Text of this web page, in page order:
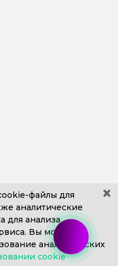
302-606
с 9:00 до 18:00
×
файлы для
аналитические
для анализа
Вы можете
аналитических
cookie